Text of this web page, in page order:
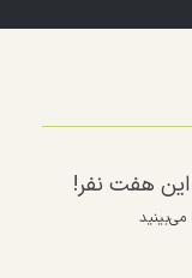
این هفت نفر!
می‌بینید